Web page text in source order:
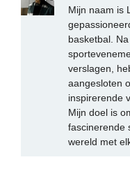
Mijn naam is
basketbal.
verslagen,
aangesloten
inspirerende
Mijn doel is
fascinerende
wereld met